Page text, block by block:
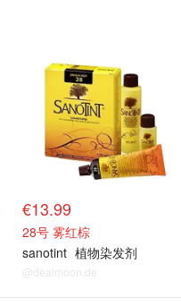
€13.99
28号 雾红棕
sanotint 植物染发剂
@dealmoon.de